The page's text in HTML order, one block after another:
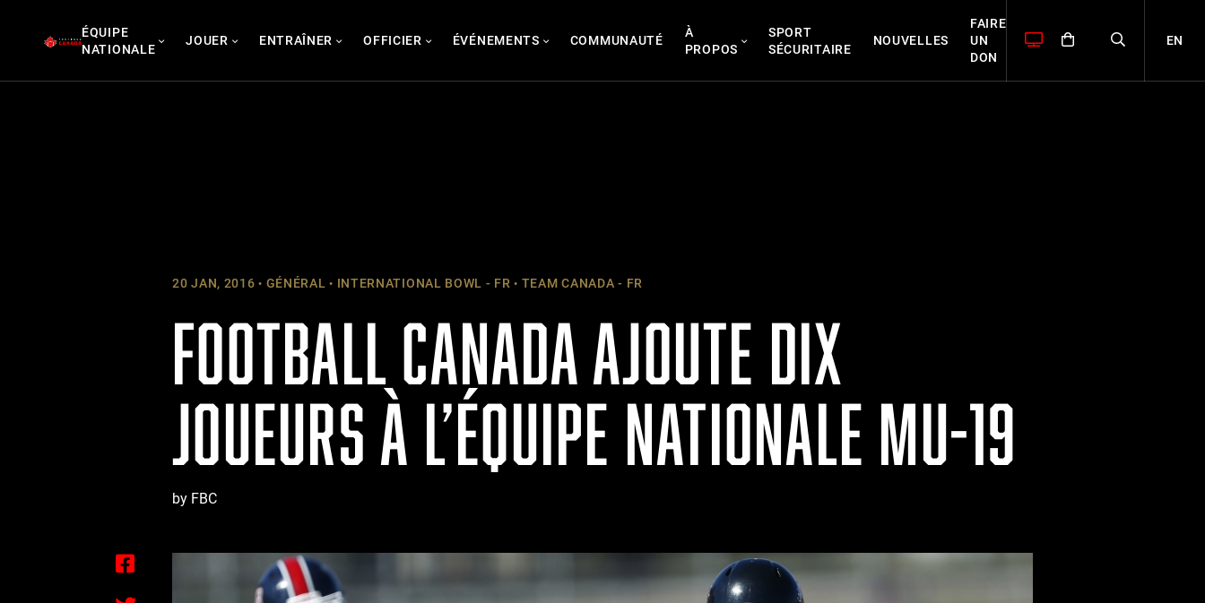
ÉQUIPE
NATIONALE
JOUER ENTRAÎNER OFFICIER ÉVÉNEMENTS COMMUNAUTÉ
À
PROPOS
SPORT
SÉCURITAIRE
NOUVELLES
FAIRE
UN
DON
EN
20 JAN, 2016 GÉNÉRAL INTERNATIONAL BOWL - FR TEAM CANADA - FR
FOOTBALL CANADA AJOUTE DIX
JOUEURS À L’ÉQUIPE NATIONALE MU-19
by FBC